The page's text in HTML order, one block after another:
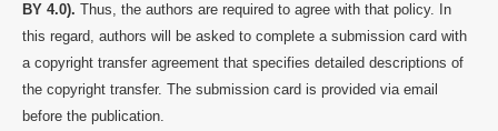
BY 4.0). Thus, the authors are required to agree with that policy. In
this regard, authors will be asked to complete a submission card with
a copyright transfer agreement that specifies detailed descriptions of
the copyright transfer. The submission card is provided via email
before the publication.